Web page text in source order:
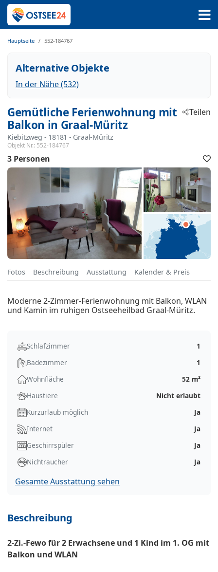
Hauptseite 552-184767
Alternative Objekte
In der Nähe (532)
Gemütliche Ferienwohnung mit
Balkon in Graal-Müritz
Kiebitzweg - 18181 - Graal-Müritz
Objekt Nr.: 552-184767
Teilen
3 Personen
Fotos Beschreibung Ausstattung Kalender & Preis
Moderne 2-Zimmer-Ferienwohnung mit Balkon, WLAN
und Kamin im ruhigen Ostseeheilbad Graal-Müritz.
Schlafzimmer
1
Badezimmer
1
Wohnfläche
52 m²
Haustiere
Nicht erlaubt
Kurzurlaub möglich
Ja
Internet
Ja
Geschirrspüler
Ja
Nichtraucher
Ja
Gesamte Ausstattung sehen
Beschreibung
2-Zi.-Fewo für 2 Erwachsene und 1 Kind im 1. OG mit
Balkon und WLAN